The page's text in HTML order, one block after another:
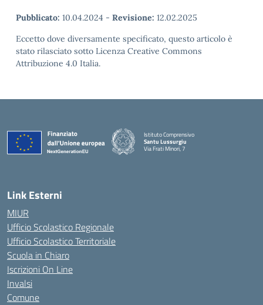
Pubblicato: 10.04.2024 - Revisione: 12.02.2025
Eccetto dove diversamente specificato, questo articolo è
stato rilasciato sotto Licenza Creative Commons
Attribuzione 4.0 Italia.
Istituto Comprensivo
Santu Lussurgiu
Via Frati Minori, 7
Link Esterni
MIUR
Ufficio Scolastico Regionale
Ufficio Scolastico Territoriale
Scuola in Chiaro
Iscrizioni On Line
Invalsi
Comune